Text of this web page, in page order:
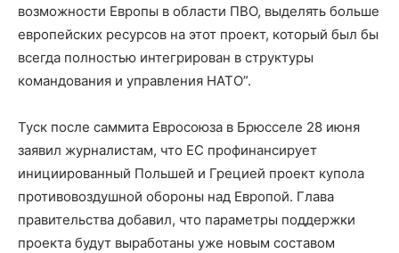
возможности Европы в области ПВО, выделять больше
европейских ресурсов на этот проект, который был бы
всегда полностью интегрирован в структуры
командования и управления НАТО”.
Туск после саммита Евросоюза в Брюсселе 28 июня
заявил журналистам, что ЕС профинансирует
инициированный Польшей и Грецией проект купола
противовоздушной обороны над Европой. Глава
правительства добавил, что параметры поддержки
проекта будут выработаны уже новым составом